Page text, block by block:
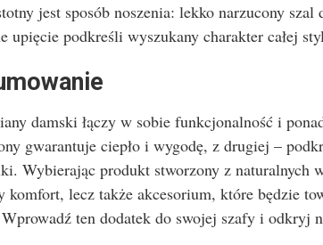
jest sposób noszenia: lekko narzucony szal
upięcie podkreśli wyszukany charakter całej
damski łączy w sobie funkcjonalność i
gwarantuje ciepło i wygodę, z drugiej –
Wybierając produkt stworzony z naturalnych
komfort, lecz także akcesorium, które będzie
Wprowadź ten dodatek do swojej szafy i odkryj